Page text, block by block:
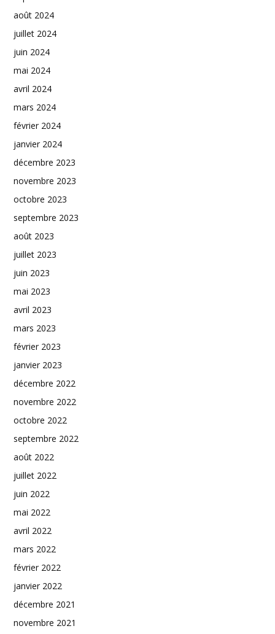
août 2024
juillet 2024
juin 2024
mai 2024
avril 2024
mars 2024
février 2024
janvier 2024
décembre 2023
novembre 2023
octobre 2023
septembre 2023
août 2023
juillet 2023
juin 2023
mai 2023
avril 2023
mars 2023
février 2023
janvier 2023
décembre 2022
novembre 2022
octobre 2022
septembre 2022
août 2022
juillet 2022
juin 2022
mai 2022
avril 2022
mars 2022
février 2022
janvier 2022
décembre 2021
novembre 2021